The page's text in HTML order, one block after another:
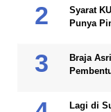
Syarat
Punya
Braja
Lagi di